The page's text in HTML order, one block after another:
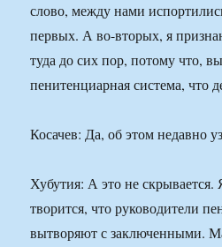
слово, между нами
первых. А во-вторых, я
туда до сих пор, потому что,
пенитенциарная система, что
Косачев: Да, об этом недавно
Хубутия: А это не скрывается.
творится, что руководители
вытворяют с заключенными.